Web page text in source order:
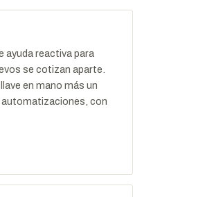
ayuda reactiva para
se cotizan aparte.
en mano más un
automatizaciones, con